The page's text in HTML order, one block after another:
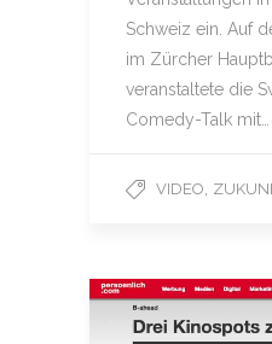
Schweiz ein. Auf
im Zürcher
veranstaltete die
Comedy-Talk mit…
VIDEO,